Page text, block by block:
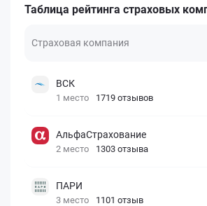
Таблица рейтинга страховых
Страховая компания
ВСК
1 место 1719 отзывов
АльфаСтрахование
2 место 1303 отзыва
ПАРИ
3 место 1101 отзыв